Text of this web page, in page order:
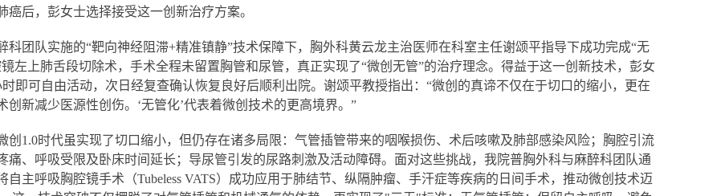
癌后，彭女士选择接受这一创新治疗方案。
科团队实施的“靶向神经阻滞+精准镇静”技术保障下，胸外科黄云龙主治医师在科室主任谢颂平指导下成功完成“无
镜左上肺舌段切除术，手术全程未留置胸管和尿管，真正实现了“微创无管”的治疗理念。得益于这一创新技术，彭女
即可自由活动，次日经复查确认恢复良好后顺利出院。谢颂平教授指出：“微创的真谛不仅在于切口的缩小，更在
创新减少医源性创伤。‘无管化’代表着微创技术的更高境界。”
创1.0时代虽实现了切口缩小，但仍存在诸多局限：气管插管带来的咽喉损伤、术后咳嗽及肺部感染风险；胸腔引流
痛、呼吸受限及卧床时间延长；导尿管引发的尿路刺激及活动障碍。面对这些挑战，我院普胸外科与麻醉科团队通
自主呼吸胸腔镜手术（Tubeless VATS）成功应用于肺结节、纵隔肿瘤、手汗症等疾病的日间手术，推动微创技术迈